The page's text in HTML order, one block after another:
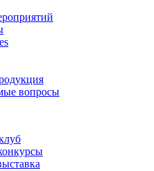
вопросы